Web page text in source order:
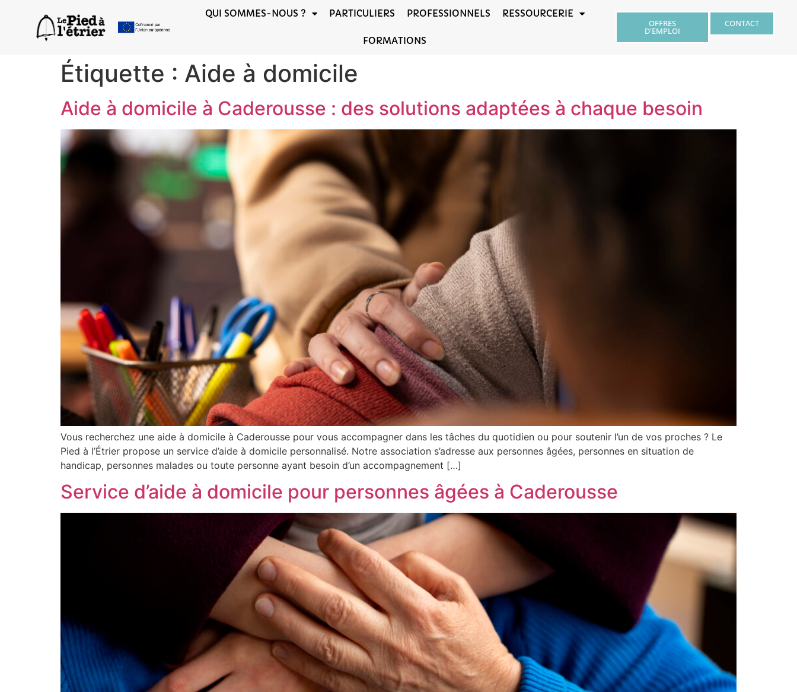
QUI SOMMES-NOUS ? PARTICULIERS PROFESSIONNELS RESSOURCERIE
FORMATIONS
OFFRES
D'EMPLOI
CONTACT
Étiquette : Aide à domicile
Aide à domicile à Caderousse : des solutions adaptées à chaque besoin
Vous recherchez une aide à domicile à Caderousse pour vous accompagner dans les tâches du quotidien ou pour soutenir l’un de vos proches ? Le
Pied à l’Étrier propose un service d’aide à domicile personnalisé. Notre association s’adresse aux personnes âgées, personnes en situation de
handicap, personnes malades ou toute personne ayant besoin d’un accompagnement […]
Service d’aide à domicile pour personnes âgées à Caderousse